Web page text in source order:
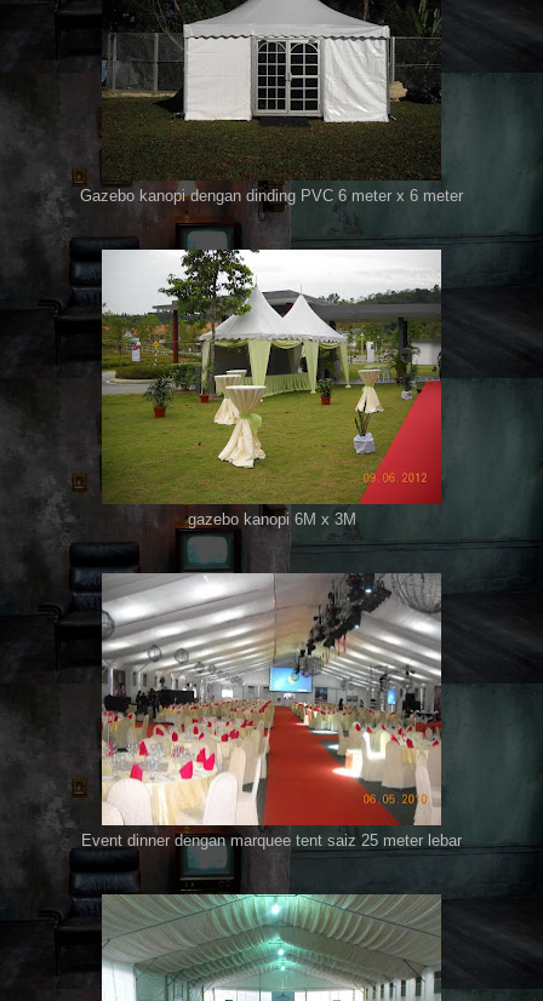
Gazebo kanopi dengan dinding PVC 6 meter x 6 meter
gazebo kanopi 6M x 3M
Event dinner dengan marquee tent saiz 25 meter lebar